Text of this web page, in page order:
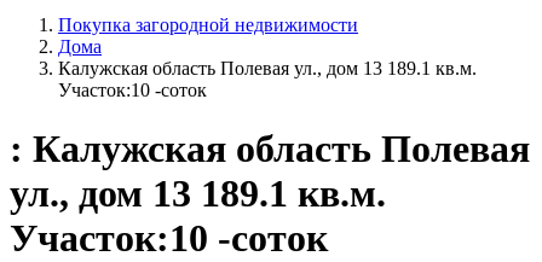
Покупка загородной недвижимости
Дома
Калужская область Полевая ул., дом 13 189.1 кв.м.
Участок:10 -соток
: Калужская область Полевая
ул., дом 13 189.1 кв.м.
Участок:10 -соток